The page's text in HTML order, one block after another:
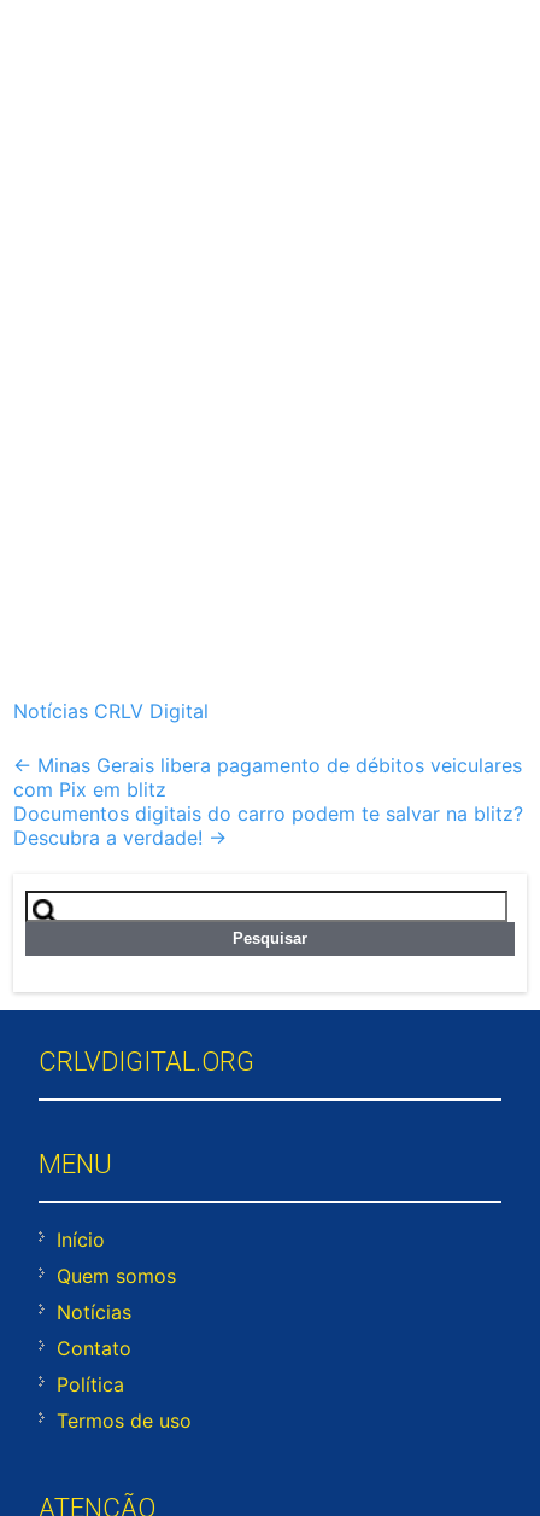
Notícias CRLV Digital
Post
navigation
← Minas Gerais libera pagamento de débitos veiculares
com Pix em blitz
Documentos digitais do carro podem te salvar na blitz?
Descubra a verdade! →
Pesquisar
por:
CRLVDIGITAL.ORG
MENU
Início
Quem somos
Notícias
Contato
Política
Termos de uso
ATENÇÃO